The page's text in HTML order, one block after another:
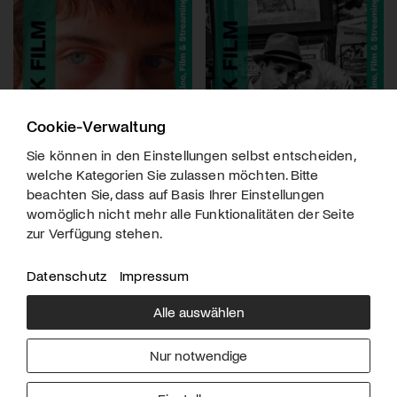
Über uns
Downloads
Werben
Impressum
Cookie-Verwaltung
Sie können in den Einstellungen selbst entscheiden,
welche Kategorien Sie zulassen möchten. Bitte
beachten Sie, dass auf Basis Ihrer Einstellungen
womöglich nicht mehr alle Funktionalitäten der Seite
zur Verfügung stehen.
Datenschutz Impressum
Alle auswählen
Nur notwendige